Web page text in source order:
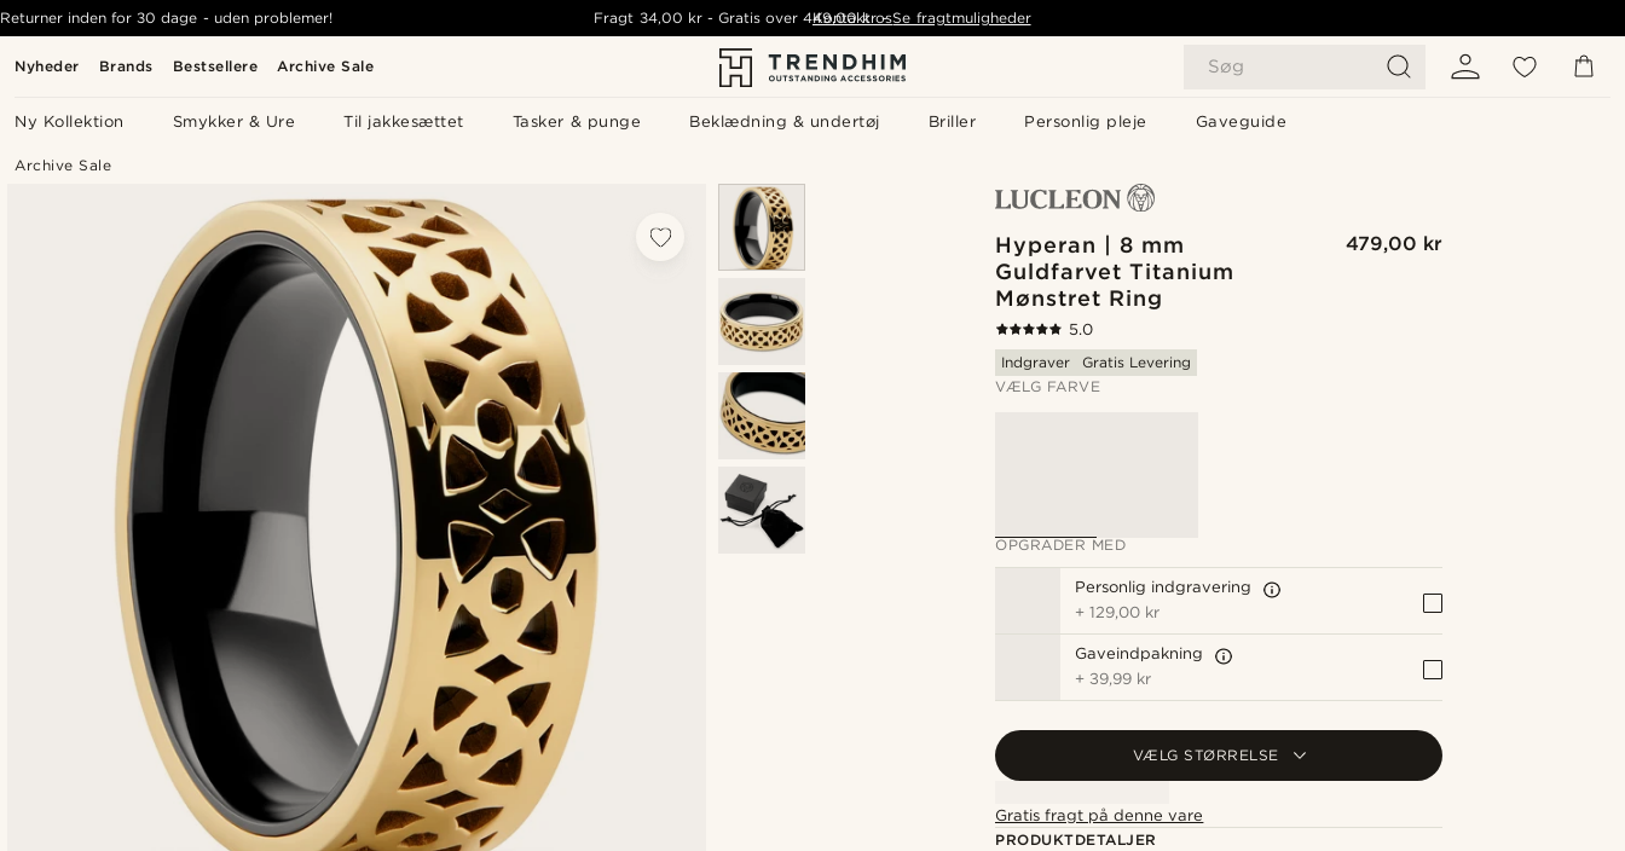
Nyheder Brands Bestsellere Archive Sale Søg
Ny Kollektion Smykker & Ure Til jakkesættet Tasker & punge Beklædning & undertøj Briller Personlig pleje Gaveguide
Returner inden for 30 dage - uden problemer! Fragt 34,00 kr- Gratis over 449,00 kr - Se fragtmuligheder
Kontakt os
Archive Sale
Hyperan | 8 mm
Guldfarvet Titanium
Mønstret Ring
479,00 kr
5.0
Indgraver
Gratis Levering
VÆLG FARVE
OPGRADER MED
Personlig indgravering
+129,00 kr
Gaveindpakning
+ 39,99 kr
VÆLG STØRRELSE
Gratis fragt på denne vare
PRODUKTDETALJER